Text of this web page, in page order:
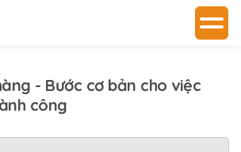
- Bước cơ bản cho việc
công